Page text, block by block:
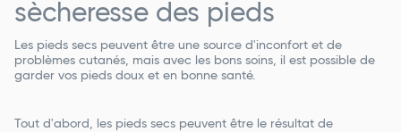
sècheresse des pieds
Les pieds secs peuvent être une source d'inconfort et de
problèmes cutanés, mais avec les bons soins, il est possible de
garder vos pieds doux et en bonne santé.
Tout d'abord, les pieds secs peuvent être le résultat de